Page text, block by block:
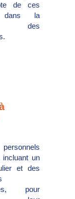
de ces
dans la
des